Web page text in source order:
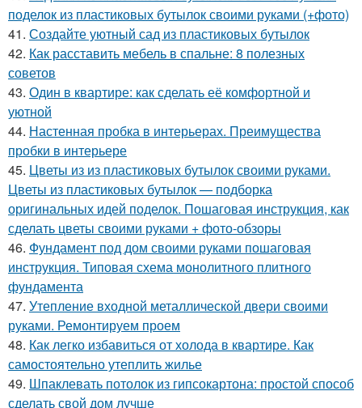
поделок из пластиковых бутылок своими руками (+фото)
41. Создайте уютный сад из пластиковых бутылок
42. Как расставить мебель в спальне: 8 полезных
советов
43. Один в квартире: как сделать её комфортной и
уютной
44. Настенная пробка в интерьерах. Преимущества
пробки в интерьере
45. Цветы из из пластиковых бутылок своими руками.
Цветы из пластиковых бутылок — подборка
оригинальных идей поделок. Пошаговая инструкция, как
сделать цветы своими руками + фото-обзоры
46. Фундамент под дом своими руками пошаговая
инструкция. Типовая схема монолитного плитного
фундамента
47. Утепление входной металлической двери своими
руками. Ремонтируем проем
48. Как легко избавиться от холода в квартире. Как
самостоятельно утеплить жилье
49. Шпаклевать потолок из гипсокартона: простой способ
сделать свой дом лучше